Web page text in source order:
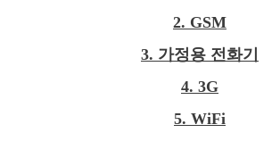
2. GSM
3. 가정용 전화기
4. 3G
5. WiFi